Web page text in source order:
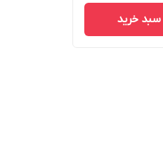
سبد خرید